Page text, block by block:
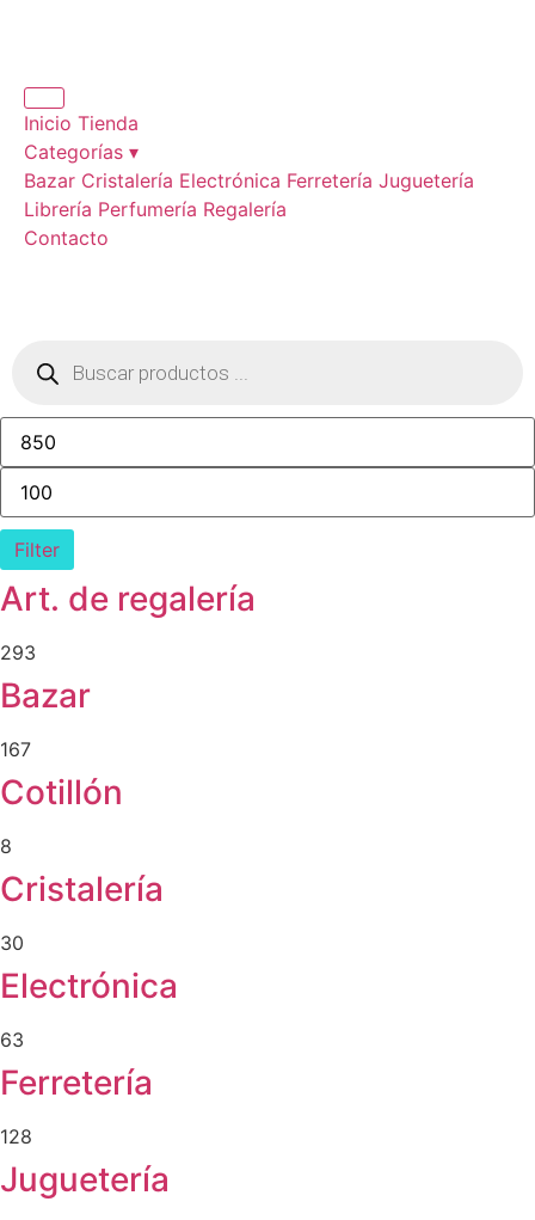
Inicio Tienda
Categorías ▾
Bazar Cristalería Electrónica Ferretería Juguetería
Librería Perfumería Regalería
Contacto
Filter
Art. de regalería
293
Bazar
167
Cotillón
8
Cristalería
30
Electrónica
63
Ferretería
128
Juguetería